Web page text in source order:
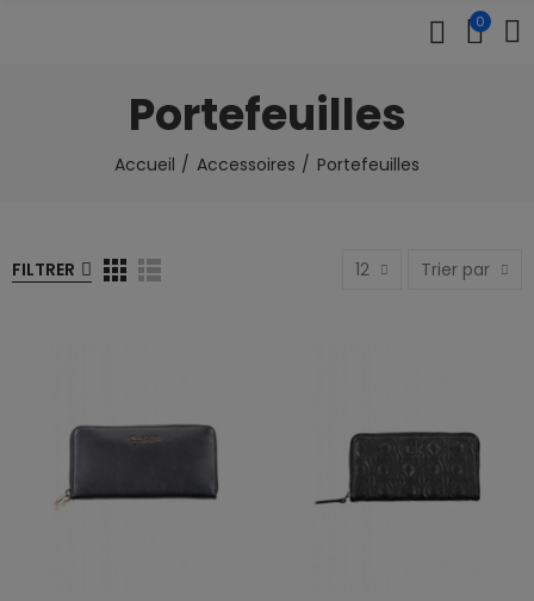
0
Portefeuilles
Accueil Accessoires Portefeuilles
FILTRER 12 Trier par